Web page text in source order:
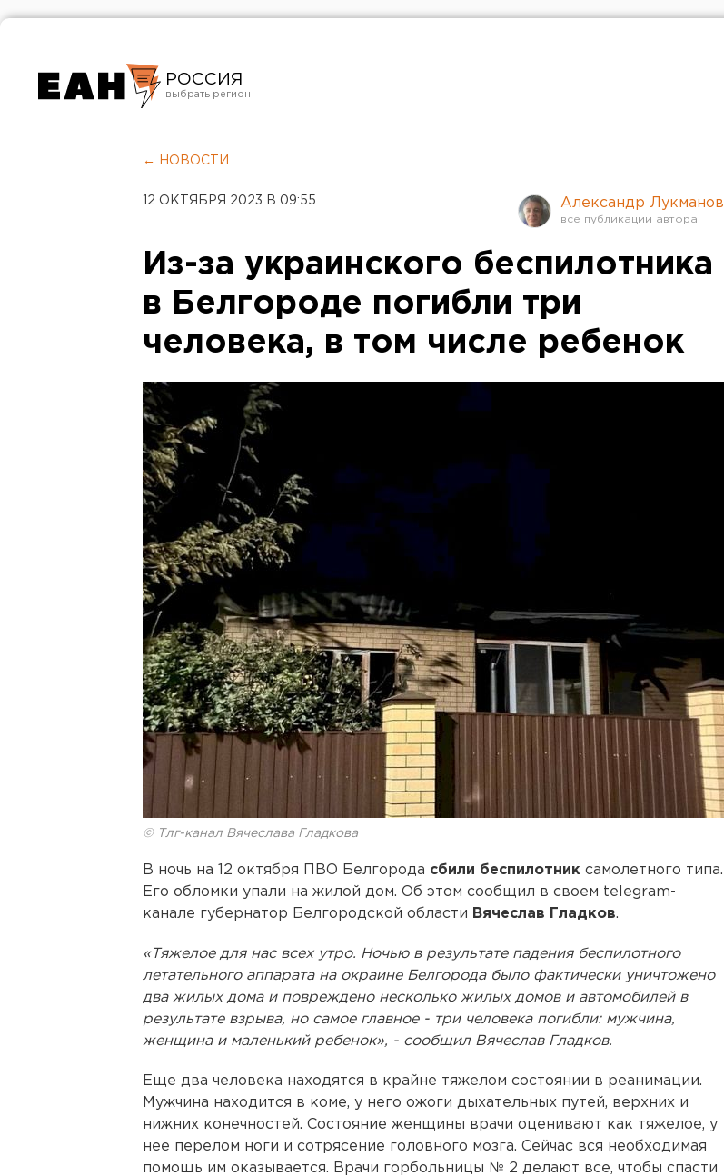
РОССИЯ
Челябинск
← НОВОСТИ
12 ОКТЯБРЯ 2023 В 09:55 Александр Лукманов
Из-за украинского беспилотника
в Белгороде погибли три
человека, в том числе ребенок
© Тлг-канал Вячеслава Гладкова
В ночь на 12 октября ПВО Белгорода сбили беспилотник самолетного типа.
Его обломки упали на жилой дом. Об этом сообщил в своем telegram-
канале губернатор Белгородской области Вячеслав Гладков.
«Тяжелое для нас всех утро. Ночью в результате падения беспилотного
летательного аппарата на окраине Белгорода было фактически уничтожено
два жилых дома и повреждено несколько жилых домов и автомобилей в
результате взрыва, но самое главное - три человека погибли: мужчина,
женщина и маленький ребенок», - сообщил Вячеслав Гладков.
Еще два человека находятся в крайне тяжелом состоянии в реанимации.
Мужчина находится в коме, у него ожоги дыхательных путей, верхних и
нижних конечностей. Состояние женщины врачи оценивают как тяжелое, у
нее перелом ноги и сотрясение головного мозга. Сейчас вся необходимая
помощь им оказывается. Врачи горбольницы № 2 делают все, чтобы спасти